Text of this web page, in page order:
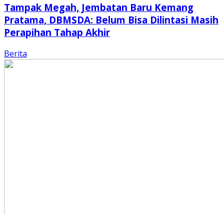
Tampak Megah, Jembatan Baru Kemang
Pratama, DBMSDA: Belum Bisa Dilintasi Masih
Perapihan Tahap Akhir
Berita